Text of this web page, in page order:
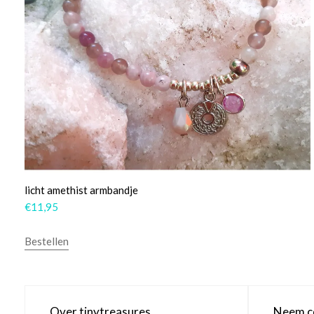
licht amethist armbandje
€11,95
Bestellen